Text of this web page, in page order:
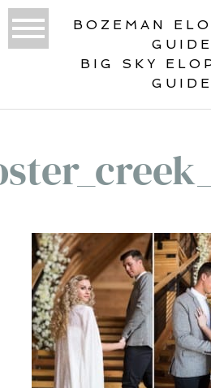
BOZEMAN
GUIDE
BIG SKY
GUIDE